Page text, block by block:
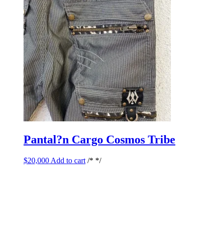
Pantal?n Cargo Cosmos Tribe
$20,000 Add to cart /* */